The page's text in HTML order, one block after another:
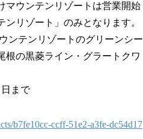
マウンテンリゾートは営業開始
リゾート」のみとなります。
ンテンリゾートのグリーンシー
根の黒菱ライン・グラートクワ
まで
b7fe10cc-ccff-51e2-a3fe-dc54d17